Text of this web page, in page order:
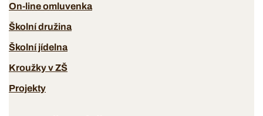
On-line omluvenka
Školní družina
Školní jídelna
Kroužky v ZŠ
Projekty